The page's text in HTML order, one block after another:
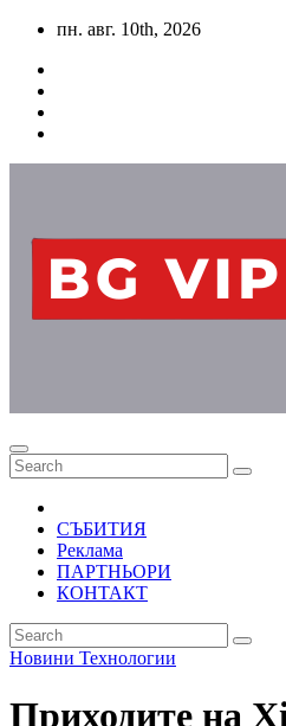
Skip
content
пн. авг. 10th, 2026
СЪБИТИЯ
Реклама
ПАРТНЬОРИ
КОНТАКТ
Новини Технологии
Приходите на